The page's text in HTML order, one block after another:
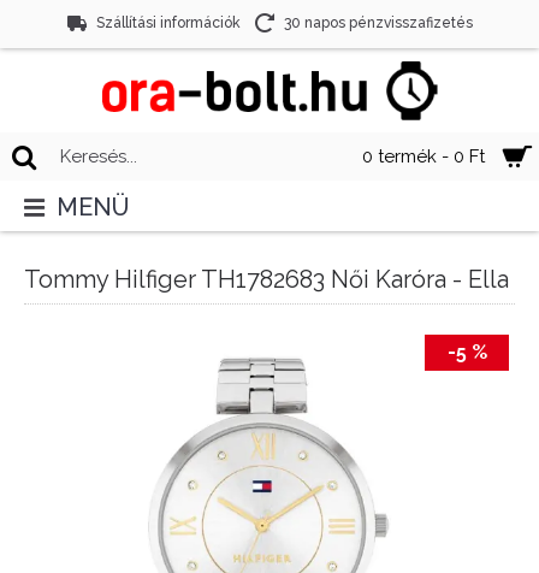
Szállítási információk 30 napos pénzvisszafizetés
0 termék - 0 Ft
MENÜ
Tommy Hilfiger TH1782683 Női Karóra - Ella
-5 %